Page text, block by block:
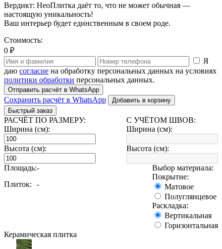
Вердикт: НеоПлитка даёт то, что не может обычная —
настоящую уникальность!
Ваш интерьер будет единственным в своем роде.
Стоимость:
0 ₽
Я
даю согласие на обработку персональных данных на условиях
политики обработки персональных данных.
Отправить расчёт в WhatsApp
Сохранить расчёт в WhatsApp
Добавить в корзину
Быстрый заказ
РАСЧЁТ ПО РАЗМЕРУ:
Ширина (см):
Высота (см):
С УЧЁТОМ ШВОВ:
Ширина (см):
Высота (см):
Площадь:-
Плиток:
-
Выбор материала:
Покрытие:
Матовое
Полуглянцевое
Раскладка:
Вертикальная
Горизонтальная
Керамическая плитка